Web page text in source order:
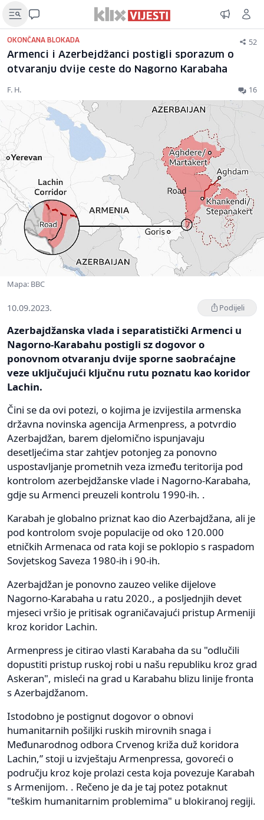
OKONČANA BLOKADA 52
Armenci i Azerbejdžanci postigli sporazum o
otvaranju dvije ceste do Nagorno Karabaha
F. H. 16
Mapa: BBC
10.09.2023. Podijeli
Azerbajdžanska vlada i separatistički Armenci u
Nagorno-Karabahu postigli sz dogovor o
ponovnom otvaranju dvije sporne saobraćajne
veze uključujući ključnu rutu poznatu kao koridor
Lachin.
Čini se da ovi potezi, o kojima je izvijestila armenska
državna novinska agencija Armenpress, a potvrdio
Azerbajdžan, barem djelomično ispunjavaju
desetljećima star zahtjev potonjeg za ponovno
uspostavljanje prometnih veza između teritorija pod
kontrolom azerbejdžanske vlade i Nagorno-Karabaha,
gdje su Armenci preuzeli kontrolu 1990-ih. .
Karabah je globalno priznat kao dio Azerbajdžana, ali je
pod kontrolom svoje populacije od oko 120.000
etničkih Armenaca od rata koji se poklopio s raspadom
Sovjetskog Saveza 1980-ih i 90-ih.
Azerbajdžan je ponovno zauzeo velike dijelove
Nagorno-Karabaha u ratu 2020., a posljednjih devet
mjeseci vršio je pritisak ograničavajući pristup Armeniji
kroz koridor Lachin.
Armenpress je citirao vlasti Karabaha da su "odlučili
dopustiti pristup ruskoj robi u našu republiku kroz grad
Askeran", misleći na grad u Karabahu blizu linije fronta
s Azerbajdžanom.
Istodobno je postignut dogovor o obnovi
humanitarnih pošiljki ruskih mirovnih snaga i
Međunarodnog odbora Crvenog križa duž koridora
Lachin,” stoji u izvještaju Armenpressa, govoreći o
području kroz koje prolazi cesta koja povezuje Karabah
s Armenijom. . Rečeno je da je taj potez potaknut
"teškim humanitarnim problemima" u blokiranoj regiji.